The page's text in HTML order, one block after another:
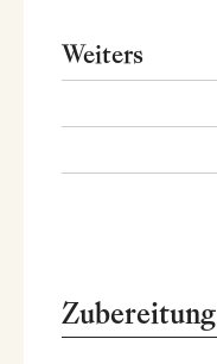
Weiters
Zubereitung